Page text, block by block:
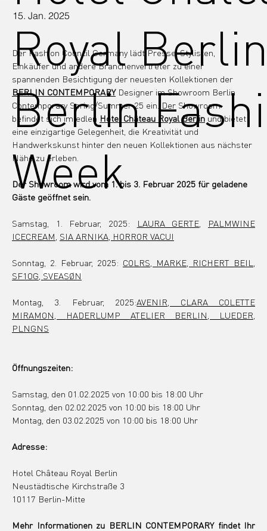
15. Jan. 2025
Der Fashion Council Germany lädt Presse, Stylisten,
Einkäufer und andere Branchenvertreter zu einer
spannenden Besichtigung der neuesten Kollektionen der
BERLIN CONTEMPORARY Designer im Showroom Berlin
Contemporary Spring/Summer 25 ein. Der Showroom
befindet sich im edlen Hotel Château Royal Berlin und bietet
eine einzigartige Gelegenheit, die Kreativität und
Handwerkskunst hinter den neuen Kollektionen aus nächster
Nähe zu erleben.
Der Showroom wird vom 1. bis 3. Februar 2025 für geladene
Gäste geöffnet sein.
Samstag, 1. Februar, 2025: LAURA GERTE
PALMWINE
ICECREAM SIA ARNIKA, HORROR VACUI
Sonntag, 2. Februar, 2025: COLRS , MARKE, RICHERT BEIL
SF1OG SVEASØN
Montag, 3. Februar, 2025:AVENIR , CLARA COLETTE
MIRAMON
HADERLUMP ATELIER BERLIN LUEDER
PLNGNS
Öffnungszeiten:
Samstag, den 01.02.2025 von 10:00 bis 18:00 Uhr
Sonntag , den 02.02.2025 von 10:00 bis 18:00 Uhr
Montag, den 03.02.2025 von 10:00 bis 18:00 Uhr
Adresse:
Hotel Château Royal Berlin
Neustädtische Kirchstraße 3
10117 Berlin-Mitte
Royal
Berlin
Week